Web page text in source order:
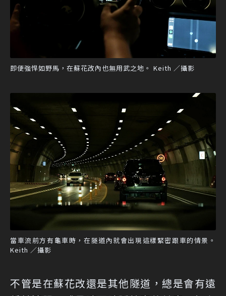
即便強悍如野馬，在蘇花改內也無用武之地。 Keith ／攝影
當車流前方有龜車時，在隧道內就會出現這樣緊密跟車的情景。
Keith ／攝影
不管是在蘇花改還是其他隧道，總是會有遠